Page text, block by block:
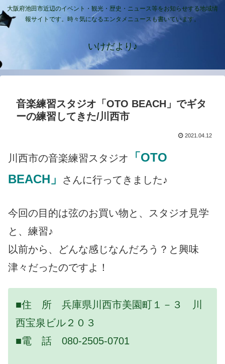
大阪府池田市近辺のイベント・観光・歴史・ニュース等をお知らせする地域情
報サイトです。時々気になるエンタメニュースも書いています。
いけだより♪
音楽練習スタジオ「OTO BEACH」でギタ
ーの練習してきた/川西市
2021.04.12
川西市の音楽練習スタジオ
「OTO
BEACH」
さんに行ってきました♪
今回の目的は弦のお買い物と、スタジオ見学
と、練習♪
以前から、どんな感じなんだろう？と興味
津々だったのですよ！
■住 所 兵庫県川西市美園町１－３ 川
西宝泉ビル２０３
■電 話 080-2505-0701